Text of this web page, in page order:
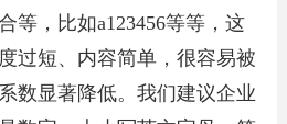
等，比如a123456等等，这
过短、内容简单，很容易被
数显著降低。我们建议企业